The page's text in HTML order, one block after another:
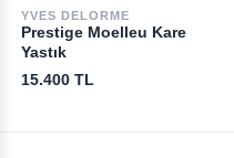
YVES DELORME
Prestige Moelleu Kare
Yastık
15.400 TL